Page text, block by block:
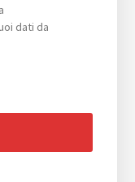
dati da